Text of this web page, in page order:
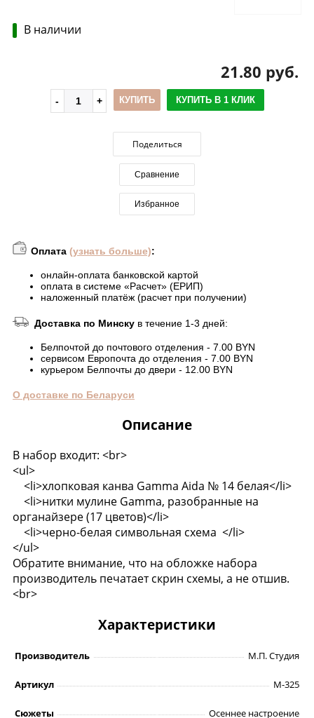
В наличии
21.80 руб.
КУПИТЬ КУПИТЬ В 1 КЛИК
Поделиться
Сравнение
Избранное
Оплата (узнать больше):
онлайн-оплата банковской картой
оплата в системе «Расчет» (ЕРИП)
наложенный платёж (расчет при получении)
Доставка по Минску в течение 1-3 дней:
Белпочтой до почтового отделения - 7.00 BYN
сервисом Европочта до отделения - 7.00 BYN
курьером Белпочты до двери - 12.00 BYN
О доставке по Беларуси
Описание
В набор входит: <br>
<ul>
<li>хлопковая канва Gamma Aida № 14 белая</li>
<li>нитки мулине Gamma, разобранные на
органайзере (17 цветов)</li>
<li>черно-белая символьная схема </li>
</ul>
Обратите внимание, что на обложке набора
производитель печатает скрин схемы, а не отшив.
<br>
Характеристики
Производитель М.П. Студия
Артикул М-325
Сюжеты Осеннее настроение